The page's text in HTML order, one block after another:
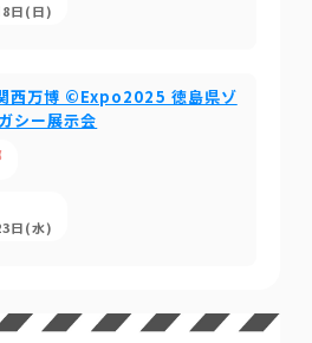
日(日)
西万博 ©Expo2025 徳島県ゾ
シー展示会
日(水)